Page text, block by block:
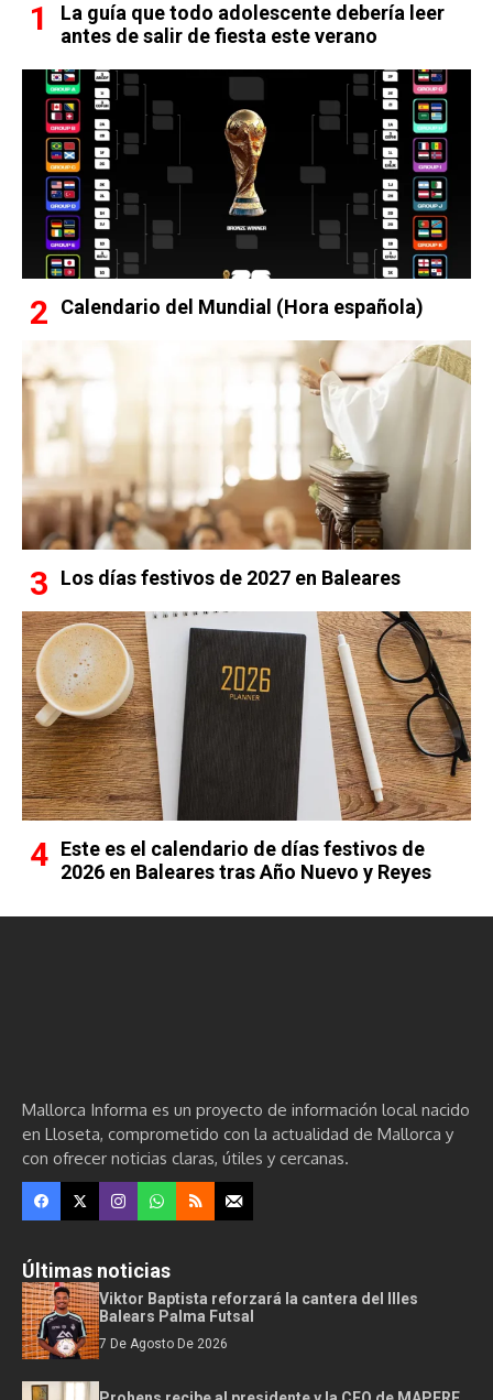
La guía que todo adolescente debería leer
antes de salir de fiesta este verano
Calendario del Mundial (Hora española)
Los días festivos de 2027 en Baleares
Este es el calendario de días festivos de
2026 en Baleares tras Año Nuevo y Reyes
Mallorca Informa es un proyecto de información local nacido
en Lloseta, comprometido con la actualidad de Mallorca y
con ofrecer noticias claras, útiles y cercanas.
Últimas noticias
Viktor Baptista reforzará la cantera del Illes
Balears Palma Futsal
7 De Agosto De 2026